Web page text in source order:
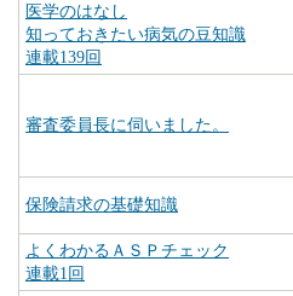
医学のはなし
知っておきたい病気の豆知識
連載139回
審査委員長に伺いました。
保険請求の基礎知識
よくわかるＡＳＰチェック
連載1回